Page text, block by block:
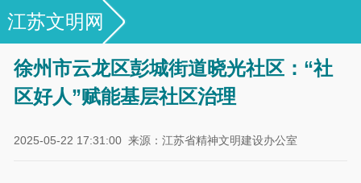
江苏文明网
专栏｜文明单位创建优秀案例展示
徐州市云龙区彭城街道晓光社区：“社
区好人”赋能基层社区治理
2025-05-22 17:31:00 来源：江苏省精神文明建设办公室